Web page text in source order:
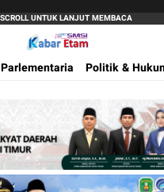
Kabar Etam
Akurat dan Terpercaya
Parlementaria Politik &